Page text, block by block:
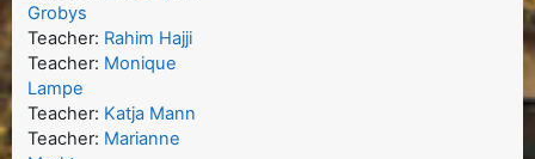
Grobys
Teacher: Rahim Hajji
Teacher: Monique
Lampe
Teacher: Katja Mann
Teacher: Marianne